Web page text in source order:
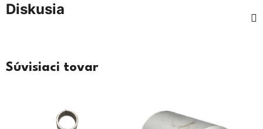
Diskusia
Súvisiaci tovar